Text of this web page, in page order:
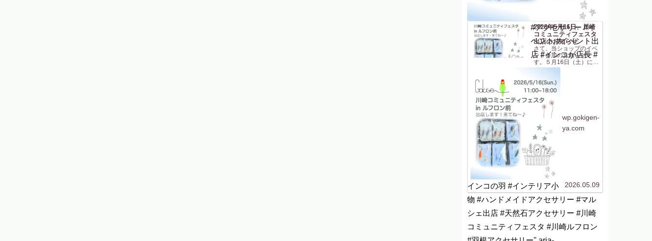
2026年5月16日、川崎
コミュニティフェスタ
出店のお知らせ
さて、当ショップのイベ
ント参加のお知らせで
す。５月16日（土）に
「川崎コミュニティフェ
参加します！JR川崎駅東
口 からすぐの駅前広場
(ルフロン前広場)での開
催です。駅から近いのは
助かりますね〜（私も
^^）。ルフロ...wp.gokigen-
ya.com
2026.05.09
#アクセサリー #イ
ベント #イベント出
店 #インコが店長 #
インコの羽 #インテリア小
物 #ハンドメイドアクセサリー #マル
シェ出店 #天然石アクセサリー #川崎
コミュニティフェスタ #川崎ルフロン